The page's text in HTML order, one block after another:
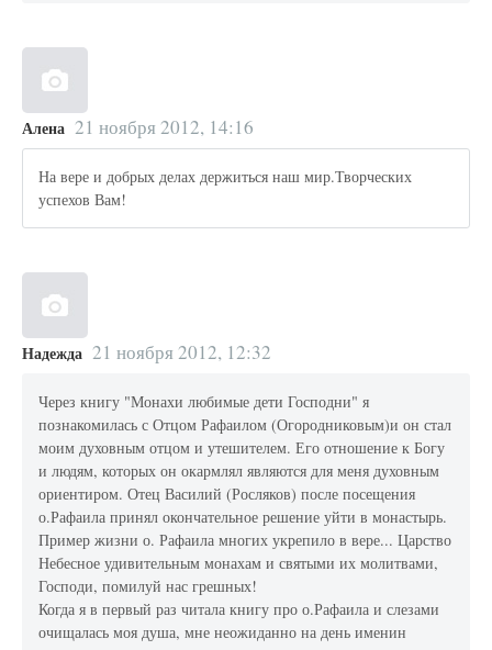
Алена 21 ноября 2012, 14:16
На вере и добрых делах держиться наш мир.Творческих
успехов Вам!
Надежда 21 ноября 2012, 12:32
Через книгу "Монахи любимые дети Господни" я
познакомилась с Отцом Рафаилом (Огородниковым)и он стал
моим духовным отцом и утешителем. Его отношение к Богу
и людям, которых он окармлял являются для меня духовным
ориентиром. Отец Василий (Росляков) после посещения
о.Рафаила принял окончательное решение уйти в монастырь.
Пример жизни о. Рафаила многих укрепило в вере... Царство
Небесное удивительным монахам и святыми их молитвами,
Господи, помилуй нас грешных!
Когда я в первый раз читала книгу про о.Рафаила и слезами
очищалась моя душа, мне неожиданно на день именин